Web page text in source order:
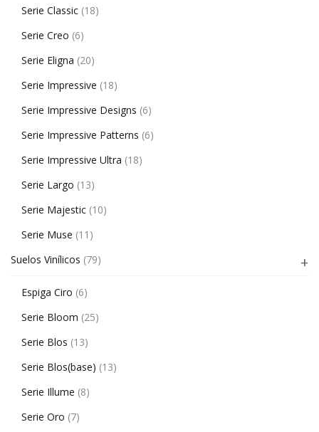
Serie Classic (18)
Serie Creo (6)
Serie Eligna (20)
Serie Impressive (18)
Serie Impressive Designs (6)
Serie Impressive Patterns (6)
Serie Impressive Ultra (18)
Serie Largo (13)
Serie Majestic (10)
Serie Muse (11)
Suelos Vinílicos (79)
Espiga Ciro (6)
Serie Bloom (25)
Serie Blos (13)
Serie Blos(base) (13)
Serie Illume (8)
Serie Oro (7)